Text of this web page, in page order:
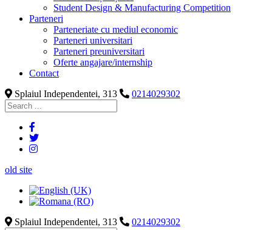
Student Design & Manufacturing Competition
Parteneri
Parteneriate cu mediul economic
Parteneri universitari
Parteneri preuniversitari
Oferte angajare/internship
Contact
Splaiul Independentei, 313
0214029302
old site
Splaiul Independentei, 313 0214029302